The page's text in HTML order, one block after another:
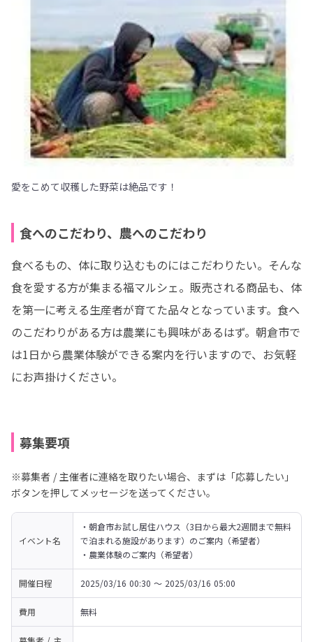
愛をこめて収穫した野菜は絶品です！
食へのこだわり、農へのこだわり
食べるもの、体に取り込むものにはこだわりたい。そんな
食を愛する方が集まる福マルシェ。販売される商品も、体
を第一に考える生産者が育てた品々となっています。食へ
のこだわりがある方は農業にも興味があるはず。朝倉市で
は1日から農業体験ができる案内を行いますので、お気軽
にお声掛けください。
募集要項
※募集者 / 主催者に連絡を取りたい場合、まずは「応募したい」
ボタンを押してメッセージを送ってください。
イベント名
・朝倉市お試し居住ハウス（3日から最大2週間まで無料
で泊まれる施設があります）のご案内（希望者）
・農業体験のご案内（希望者）
開催日程 2025/03/16 00:30 〜 2025/03/16 05:00
費用 無料